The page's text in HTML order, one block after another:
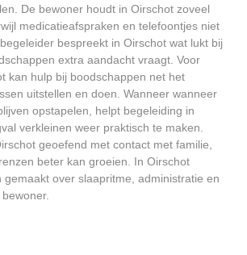
De bewoner houdt in Oirschot zoveel
medicatieafspraken en telefoontjes niet
bespreekt in Oirschot wat lukt bij
extra aandacht vraagt. Voor
kan hulp bij boodschappen net het
uitstellen en doen. Wanneer wanneer
opstapelen, helpt begeleiding in
verkleinen weer praktisch te maken.
geoefend met contact met familie,
beter kan groeien. In Oirschot
gemaakt over slaapritme, administratie en